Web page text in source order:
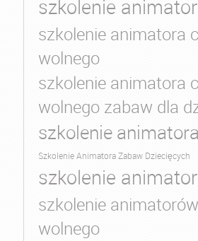
szkolenie
szkolenie animatora
wolnego
szkolenie animatora
wolnego zabaw dla
szkolenie
Szkolenie Animatora Zabaw Dziecięcych
szkolenie
szkolenie
wolnego